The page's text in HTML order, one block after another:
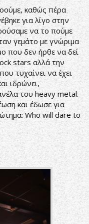
καθώς πέρα
για λίγο στην
να το πούμε
γεμάτο με γνώριμα
που δεν ήρθε να δεί
stars αλλά την
τυχαίνει να έχει
ιδρώνει,
του heavy metal.
και έδωσε για
Who will dare to